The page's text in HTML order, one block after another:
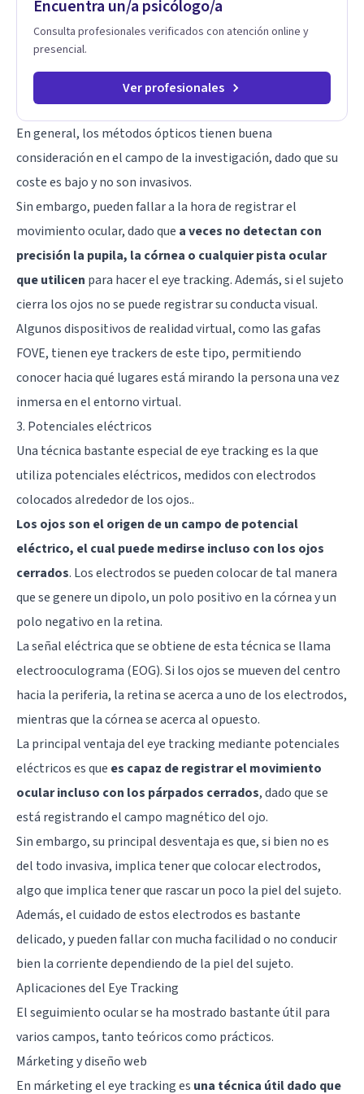
fortalecer sus recursos personales, desarrollar nuevas
resiliencia y bienestar. Creo profundamente en la
autoconciencia como un camino fundamental para la
transformación personal y para construir una vida más
auténtica y significativa.
Encuentra un/a psicólogo/a
Consulta profesionales verificados con atención online y
presencial.
Ver profesionales
En general, los métodos ópticos tienen buena
consideración en el campo de la investigación, dado que su
coste es bajo y no son invasivos.
Sin embargo, pueden fallar a la hora de registrar el
movimiento ocular, dado que a veces no detectan con
precisión la pupila, la córnea o cualquier pista ocular
que utilicen para hacer el eye tracking. Además, si el sujeto
cierra los ojos no se puede registrar su conducta visual.
Algunos dispositivos de realidad virtual, como las gafas
FOVE, tienen eye trackers de este tipo, permitiendo
conocer hacia qué lugares está mirando la persona una vez
inmersa en el entorno virtual.
3. Potenciales eléctricos
Una técnica bastante especial de eye tracking es la que
utiliza potenciales eléctricos, medidos con electrodos
colocados alrededor de los ojos..
Los ojos son el origen de un campo de potencial
eléctrico, el cual puede medirse incluso con los ojos
cerrados. Los electrodos se pueden colocar de tal manera
que se genere un dipolo, un polo positivo en la córnea y un
polo negativo en la retina.
La señal eléctrica que se obtiene de esta técnica se llama
electrooculograma (EOG). Si los ojos se mueven del centro
hacia la periferia, la retina se acerca a uno de los electrodos,
mientras que la córnea se acerca al opuesto.
La principal ventaja del eye tracking mediante potenciales
eléctricos es que es capaz de registrar el movimiento
ocular incluso con los párpados cerrados, dado que se
está registrando el campo magnético del ojo.
Sin embargo, su principal desventaja es que, si bien no es
del todo invasiva, implica tener que colocar electrodos,
algo que implica tener que rascar un poco la piel del sujeto.
Además, el cuidado de estos electrodos es bastante
delicado, y pueden fallar con mucha facilidad o no conducir
bien la corriente dependiendo de la piel del sujeto.
Aplicaciones del Eye Tracking
El seguimiento ocular se ha mostrado bastante útil para
varios campos, tanto teóricos como prácticos.
Márketing y diseño web
En márketing el eye tracking es una técnica útil dado que